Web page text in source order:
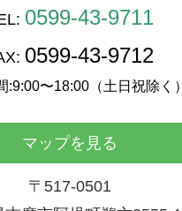
0599-43-9711
0599-43-9712
:9:00〜18:00（土日祝除く）
マップを見る
〒517-0501